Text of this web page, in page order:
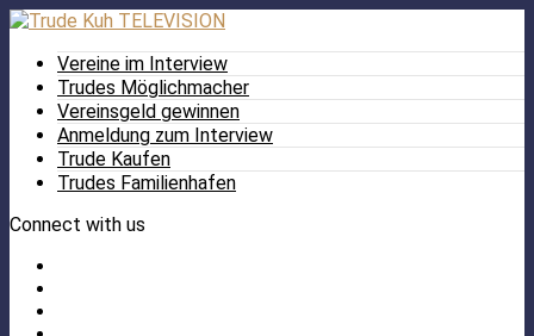
Vereine im Interview
Trudes Möglichmacher
Vereinsgeld gewinnen
Anmeldung zum Interview
Trude Kaufen
Trudes Familienhafen
Connect with us